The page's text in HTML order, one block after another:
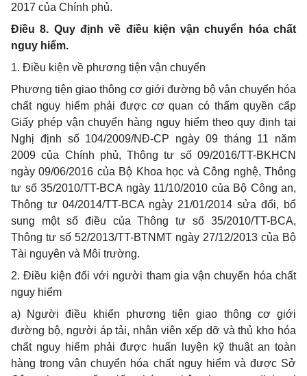
2017 của Chính phủ.
Điều 8. Quy định về điều kiện vận chuyển hóa chất
nguy hiểm.
1. Điều kiện về phương tiện vận chuyển
Phương tiện giao thông cơ giới đường bộ vận chuyển hóa
chất nguy hiểm phải được cơ quan có thẩm quyền cấp
Giấy phép vận chuyển hàng nguy hiểm theo quy định tại
Nghị định số 104/2009/NĐ-CP ngày 09 tháng 11 năm
2009 của Chính phủ, Thông tư số 09/2016/TT-BKHCN
ngày 09/06/2016 của Bộ Khoa học và Công nghệ, Thông
tư số 35/2010/TT-BCA ngày 11/10/2010 của Bộ Công an,
Thông tư 04/2014/TT-BCA ngày 21/01/2014 sửa đổi, bổ
sung một số điều của Thông tư số 35/2010/TT-BCA,
Thông tư số 52/2013/TT-BTNMT ngày 27/12/2013 của Bộ
Tài nguyên và Môi trường.
2. Điều kiện đối với người tham gia vận chuyển hóa chất
nguy hiểm
a) Người điều khiển phương tiện giao thông cơ giới
đường bộ, người áp tải, nhân viên xếp dỡ và thủ kho hóa
chất nguy hiểm phải được huấn luyện kỹ thuật an toàn
hàng trong vận chuyển hóa chất nguy hiểm và được Sở